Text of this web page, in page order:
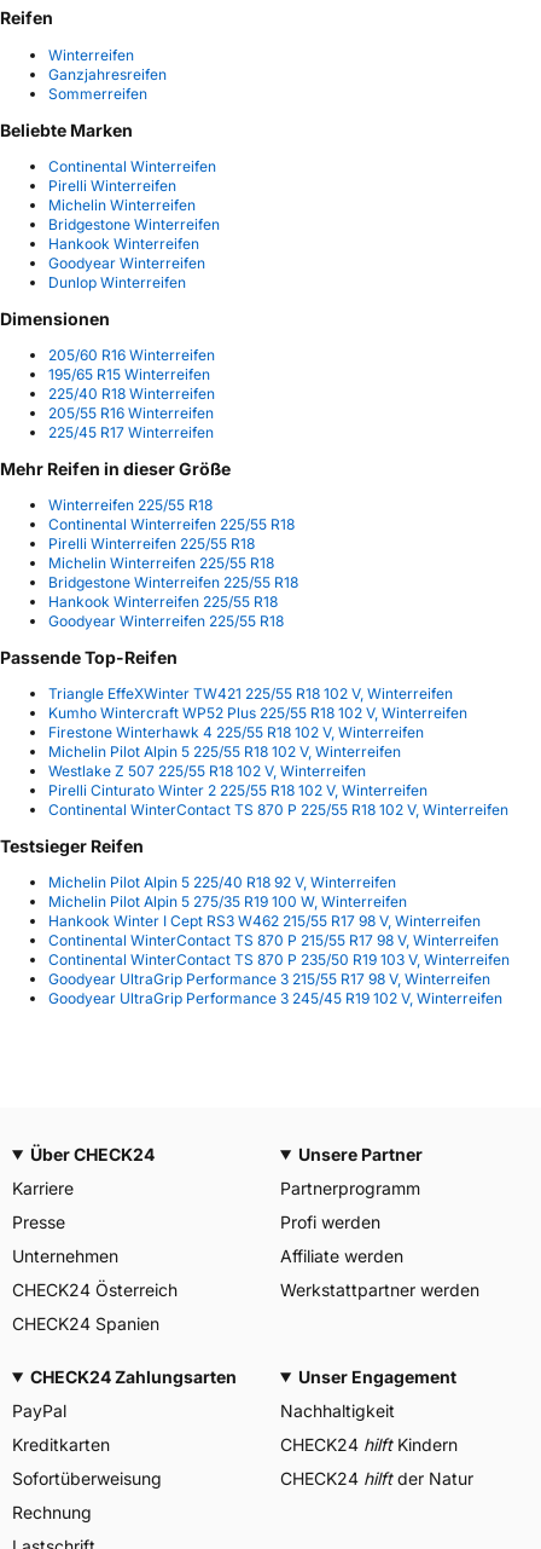
Reifen
Winterreifen
Ganzjahresreifen
Sommerreifen
Beliebte Marken
Continental Winterreifen
Pirelli Winterreifen
Michelin Winterreifen
Bridgestone Winterreifen
Hankook Winterreifen
Goodyear Winterreifen
Dunlop Winterreifen
Dimensionen
205/60 R16 Winterreifen
195/65 R15 Winterreifen
225/40 R18 Winterreifen
205/55 R16 Winterreifen
225/45 R17 Winterreifen
Mehr Reifen in dieser Größe
Winterreifen 225/55 R18
Continental Winterreifen 225/55 R18
Pirelli Winterreifen 225/55 R18
Michelin Winterreifen 225/55 R18
Bridgestone Winterreifen 225/55 R18
Hankook Winterreifen 225/55 R18
Goodyear Winterreifen 225/55 R18
Passende Top-Reifen
Triangle EffeXWinter TW421 225/55 R18 102 V, Winterreifen
Kumho Wintercraft WP52 Plus 225/55 R18 102 V, Winterreifen
Firestone Winterhawk 4 225/55 R18 102 V, Winterreifen
Michelin Pilot Alpin 5 225/55 R18 102 V, Winterreifen
Westlake Z 507 225/55 R18 102 V, Winterreifen
Pirelli Cinturato Winter 2 225/55 R18 102 V, Winterreifen
Continental WinterContact TS 870 P 225/55 R18 102 V, Winterreifen
Testsieger Reifen
Michelin Pilot Alpin 5 225/40 R18 92 V, Winterreifen
Michelin Pilot Alpin 5 275/35 R19 100 W, Winterreifen
Hankook Winter I Cept RS3 W462 215/55 R17 98 V, Winterreifen
Continental WinterContact TS 870 P 215/55 R17 98 V, Winterreifen
Continental WinterContact TS 870 P 235/50 R19 103 V, Winterreifen
Goodyear UltraGrip Performance 3 215/55 R17 98 V, Winterreifen
Goodyear UltraGrip Performance 3 245/45 R19 102 V, Winterreifen
Über CHECK24
Karriere
Presse
Unternehmen
CHECK24 Österreich
CHECK24 Spanien
Unsere Partner
Partnerprogramm
Profi werden
Affiliate werden
Werkstattpartner werden
CHECK24 Zahlungsarten
PayPal
Kreditkarten
Sofortüberweisung
Rechnung
Unser Engagement
Nachhaltigkeit
CHECK24 hilftKindern
CHECK24 hilftder Natur